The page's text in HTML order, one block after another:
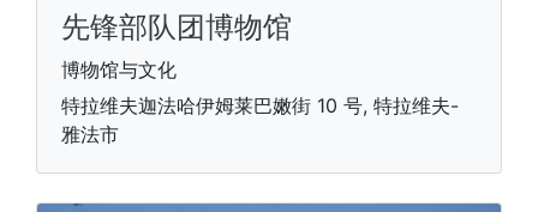
先锋部队团博物馆
博物馆与文化
特拉维夫迦法哈伊姆莱巴嫩街 10 号, 特拉维夫-
雅法市